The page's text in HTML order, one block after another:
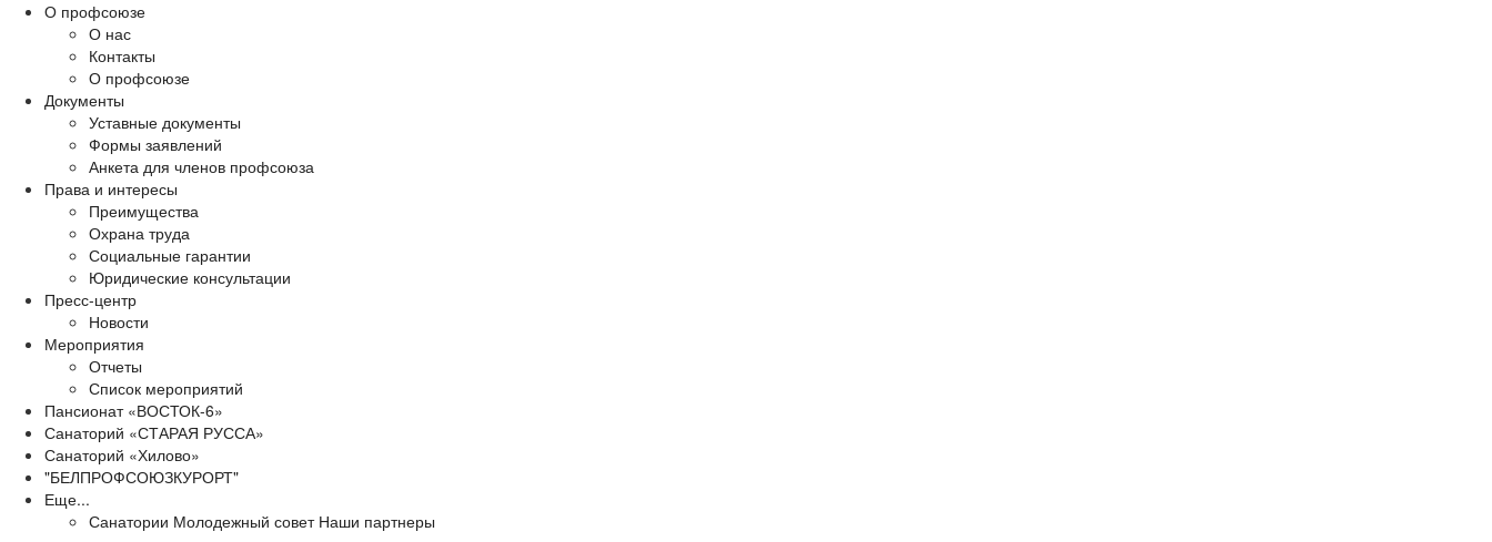
О профсоюзе
О нас
Контакты
О профсоюзе
Документы
Уставные документы
Формы заявлений
Анкета для членов профсоюза
Права и интересы
Преимущества
Охрана труда
Социальные гарантии
Юридические консультации
Пресс-центр
Новости
Мероприятия
Отчеты
Список мероприятий
Пансионат «ВОСТОК-6»
Санаторий «СТАРАЯ РУССА»
Санаторий «Хилово»
"БЕЛПРОФСОЮЗКУРОРТ"
Еще...
Санатории Молодежный совет Наши партнеры